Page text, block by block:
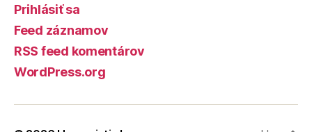
Prihlásiť sa
Feed záznamov
RSS feed komentárov
WordPress.org